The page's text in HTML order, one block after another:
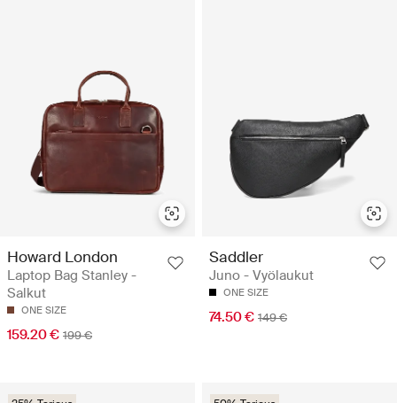
Howard London
Laptop Bag Stanley -
Salkut
ONE SIZE
159.20 € 199 €
Saddler
Juno - Vyölaukut
ONE SIZE
74.50 € 149 €